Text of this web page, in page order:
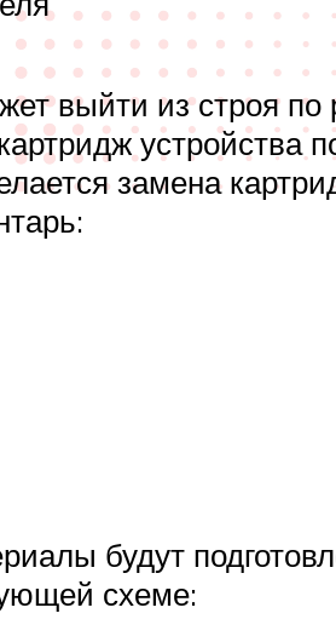
выйти из строя
замена
будут
схеме: